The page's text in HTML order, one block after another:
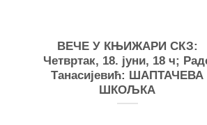
ВЕЧЕ У КЊИЖАРИ СКЗ:
Четвртак, 18. јуни, 18 ч;
Танасијевић: ШАПТАЧЕВА
ШКОЉКА